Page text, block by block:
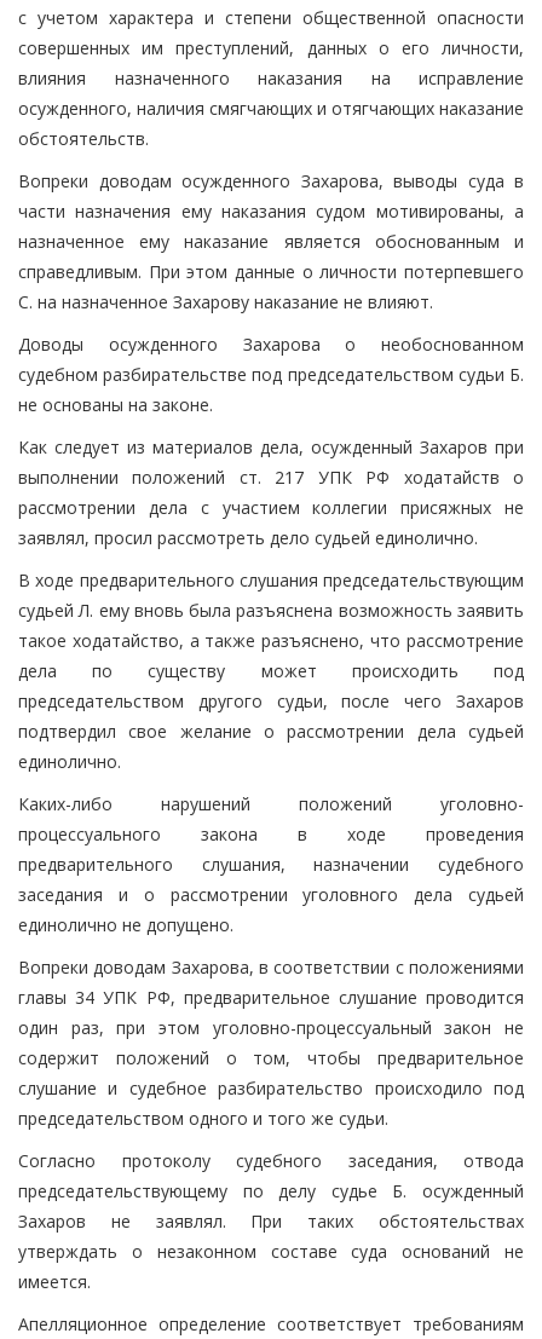
с учетом характера и степени общественной опасности
совершенных им преступлений, данных о его личности,
влияния назначенного наказания на исправление
осужденного, наличия смягчающих и отягчающих наказание
обстоятельств.
Вопреки доводам осужденного Захарова, выводы суда в
части назначения ему наказания судом мотивированы, а
назначенное ему наказание является обоснованным и
справедливым. При этом данные о личности потерпевшего
С. на назначенное Захарову наказание не влияют.
Доводы осужденного Захарова о необоснованном
судебном разбирательстве под председательством судьи Б.
не основаны на законе.
Как следует из материалов дела, осужденный Захаров при
выполнении положений ст. 217 УПК РФ ходатайств о
рассмотрении дела с участием коллегии присяжных не
заявлял, просил рассмотреть дело судьей единолично.
В ходе предварительного слушания председательствующим
судьей Л. ему вновь была разъяснена возможность заявить
такое ходатайство, а также разъяснено, что рассмотрение
дела по существу может происходить под
председательством другого судьи, после чего Захаров
подтвердил свое желание о рассмотрении дела судьей
единолично.
Каких-либо нарушений положений уголовно-
процессуального закона в ходе проведения
предварительного слушания, назначении судебного
заседания и о рассмотрении уголовного дела судьей
единолично не допущено.
Вопреки доводам Захарова, в соответствии с положениями
главы 34 УПК РФ, предварительное слушание проводится
один раз, при этом уголовно-процессуальный закон не
содержит положений о том, чтобы предварительное
слушание и судебное разбирательство происходило под
председательством одного и того же судьи.
Согласно протоколу судебного заседания, отвода
председательствующему по делу судье Б. осужденный
Захаров не заявлял. При таких обстоятельствах
утверждать о незаконном составе суда оснований не
имеется.
Апелляционное определение соответствует требованиям